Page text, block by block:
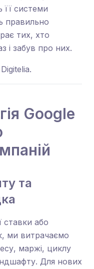
її системи
правильно
тих, хто
і забув про них.
Google
та
або
ми витрачаємо
маржі, циклу
Для нових